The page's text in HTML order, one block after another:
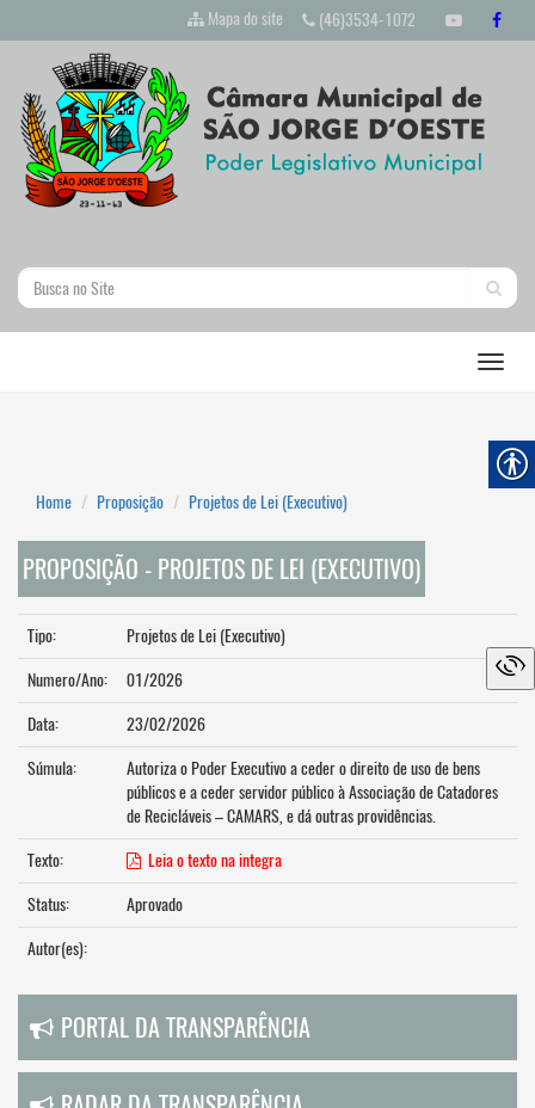
Mapa do site (46)3534-1072
Home Proposição Projetos de Lei (Executivo)
PROPOSIÇÃO - PROJETOS DE LEI (EXECUTIVO)
Tipo:
Projetos de Lei (Executivo)
Numero/Ano:
01/2026
Data:
23/02/2026
Súmula:
Autoriza o Poder Executivo a ceder o direito de uso de bens
públicos e a ceder servidor público à Associação de Catadores
de Recicláveis – CAMARS, e dá outras providências.
Texto:
Leia o texto na integra
Status:
Aprovado
Autor(es):
PORTAL DA TRANSPARÊNCIA